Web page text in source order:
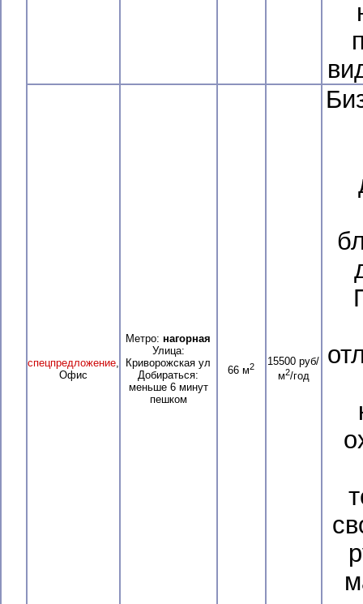
спецпредложение,
Офис
Метро: нагорная
Улица:
Криворожская ул
Добираться:
меньше 6 минут
пешком
66 м2
15500 руб/
м2/год